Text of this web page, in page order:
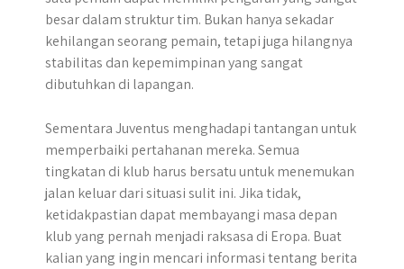
besar dalam struktur tim. Bukan hanya sekadar
kehilangan seorang pemain, tetapi juga hilangnya
stabilitas dan kepemimpinan yang sangat
dibutuhkan di lapangan.
Sementara Juventus menghadapi tantangan untuk
memperbaiki pertahanan mereka. Semua
tingkatan di klub harus bersatu untuk menemukan
jalan keluar dari situasi sulit ini. Jika tidak,
ketidakpastian dapat membayangi masa depan
klub yang pernah menjadi raksasa di Eropa. Buat
kalian yang ingin mencari informasi tentang berita